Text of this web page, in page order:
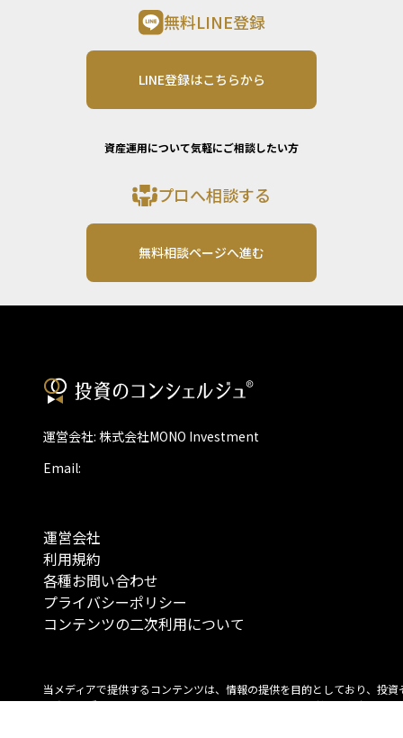
無料LINE登録
LINE登録はこちらから
資産運用について気軽にご相談したい方
プロへ相談する
無料相談ページへ進む
運営会社: 株式会社MONO Investment
Email:
運営会社
利用規約
各種お問い合わせ
プライバシーポリシー
コンテンツの二次利用について
当メディアで提供するコンテンツは、情報の提供を目的としており、投資
行動を勧誘する目的で、作成したものではありません。 銘柄の選択、売